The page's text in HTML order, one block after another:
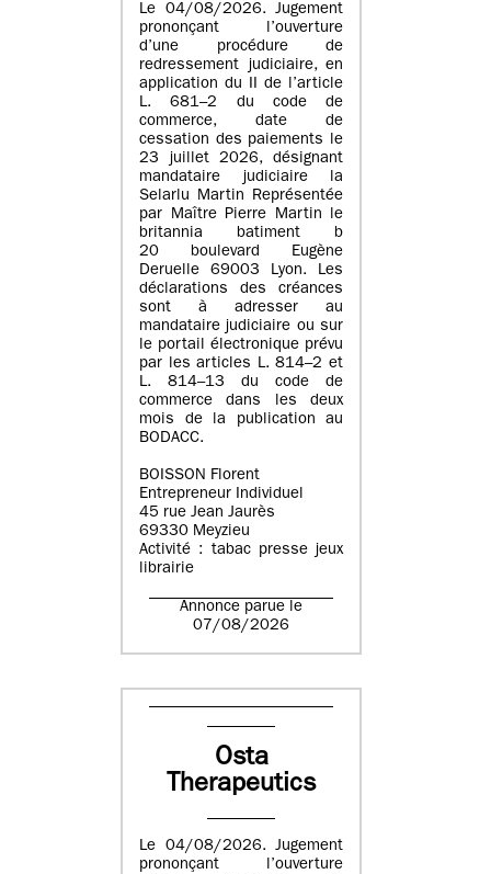
Le 04/08/2026. Jugement
prononçant l’ouverture
d’une procédure de
redressement judiciaire, en
application du II de l’article
L. 681–2 du code de
commerce, date de
cessation des paiements le
23 juillet 2026, désignant
mandataire judiciaire la
Selarlu Martin Représentée
par Maître Pierre Martin le
britannia batiment b
20 boulevard Eugène
Deruelle 69003 Lyon. Les
déclarations des créances
sont à adresser au
mandataire judiciaire ou sur
le portail électronique prévu
par les articles L. 814–2 et
L. 814–13 du code de
commerce dans les deux
mois de la publication au
BODACC.
BOISSON Florent
Entrepreneur Individuel
45 rue Jean Jaurès
69330 Meyzieu
Activité : tabac presse jeux
librairie
Annonce parue le
07/08/2026
Osta
Therapeutics
Le 04/08/2026. Jugement
prononçant l’ouverture